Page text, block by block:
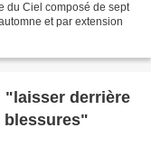
du Ciel composé de sept
et par extension
"laisser derrière
blessures"